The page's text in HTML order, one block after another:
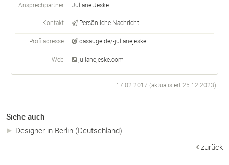
Ansprechpartner JulianeJeske
Kontakt Persönliche Nachricht
Profiladresse dasauge.de/-julianejeske
Web julianejeske.com
17.02.2017 (aktualisiert 25.12.2023)
Siehe auch
Designer in Berlin (Deutschland)
zurück